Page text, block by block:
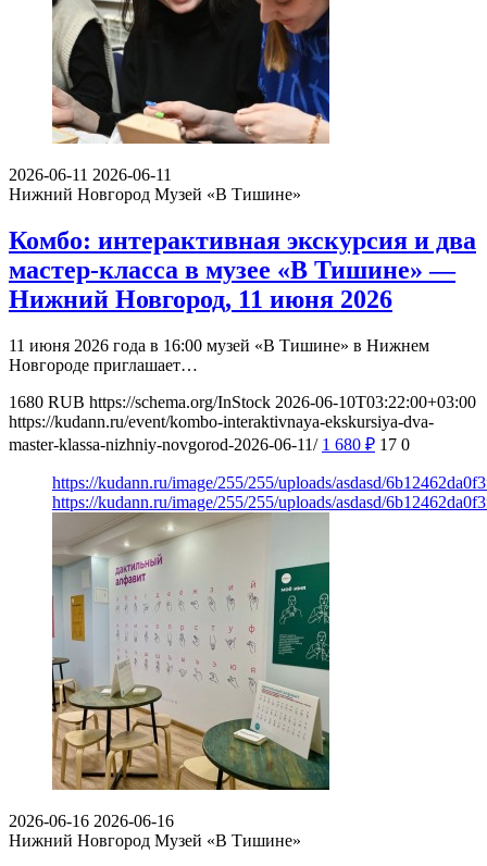
2026-06-11 2026-06-11
Нижний Новгород Музей «В Тишине»
Комбо: интерактивная экскурсия и два
мастер-класса в музее «В Тишине» —
Нижний Новгород, 11 июня 2026
11 июня 2026 года в 16:00 музей «В Тишине» в Нижнем
Новгороде приглашает…
1680 RUB https://schema.org/InStock 2026-06-10T03:22:00+03:00
https://kudann.ru/event/kombo-interaktivnaya-ekskursiya-dva-
master-klassa-nizhniy-novgorod-2026-06-11/ 1 680 ₽ 17 0
https://kudann.ru/image/255/255/uploads/asdasd/
https://kudann.ru/image/255/255/uploads/asdasd/
2026-06-16 2026-06-16
Нижний Новгород Музей «В Тишине»